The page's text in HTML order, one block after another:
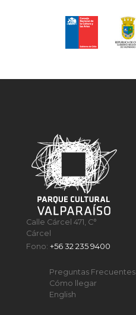
Calle Cárcel 471, C°
Cárcel
Fono:+56 32 235 9400
Preguntas Frecuentes
Cómo llegar
English